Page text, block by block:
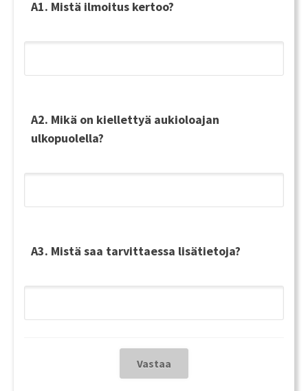
A1. Mistä ilmoitus kertoo?
A2. Mikä on kiellettyä aukioloajan
ulkopuolella?
A3. Mistä saa tarvittaessa lisätietoja?